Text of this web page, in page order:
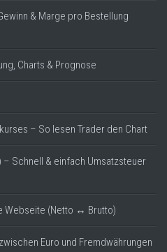
& Marge pro Bestellung
Charts & Prognose
– So lesen Trader den Chart
Schnell & einfach Umsatzsteuer
Webseite (Netto ↔ Brutto)
Euro und Fremdwährungen